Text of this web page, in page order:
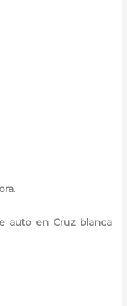
.
auto en Cruz blanca